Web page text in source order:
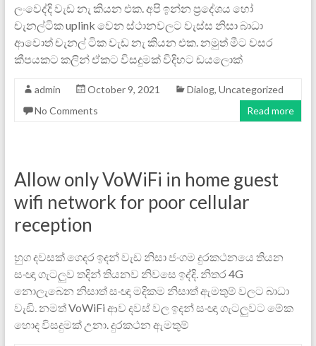
ලංවෙද්දි වැඩ නැ කියන එක. අපි ඉන්න ප්‍රදේශය හෝ
චැනල්ටික uplink වෙන ස්ථානවලට වැස්ස නිසා බාධා
ආවොත් චැනල් ටික වැඩ නැ කියන එක. නමුත් මීට වසර
කීපයකට කලින් ඒකට විසදුමක් විදිහට ඩයලොක්
admin October 9, 2021 Dialog, Uncategorized
No Comments
Read more
Allow only VoWiFi in home guest
wifi network for poor cellular
reception
හුග දවසක් ගෙදර ඉදන් වැඩ නිසා ජංගම දුරකථනයෙ තියන
සංඥා ගැටලුව තදින් තියනව නිවසෙ ඉද්දි. නිතර 4G
නොලැබෙන නිසාත් සංඥා මදිකම නිසාත් ඇමතුම් වලට බාධා
වැඩි. නමත් VoWiFi ආව දවස් වල ඉදන් සංඥා ගැටලුවට මේක
හොද විසදුමක් උනා. දුරකථන ඇමතුම්